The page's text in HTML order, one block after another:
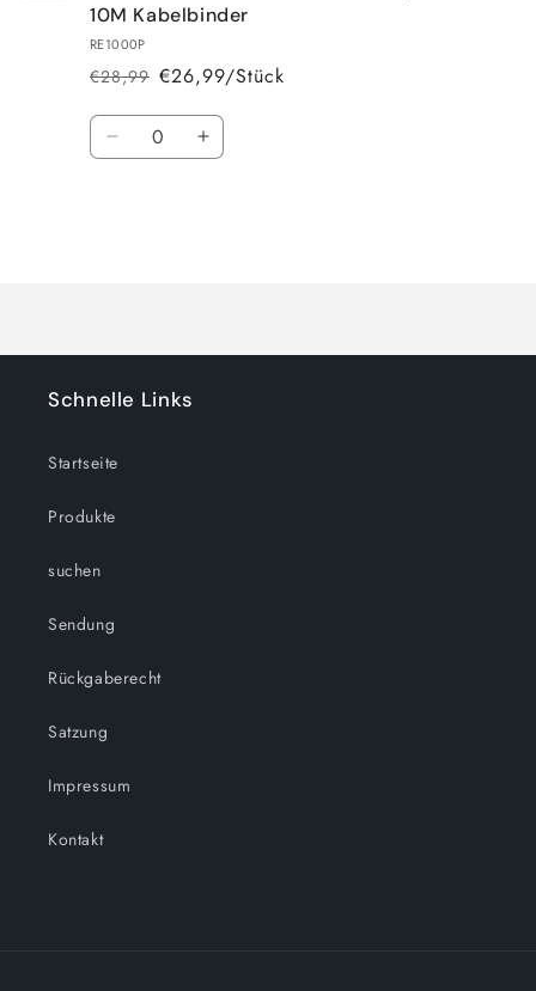
10M Kabelbinder
RE1000P
Normaler
Preis
€28,99
Verkaufspreis€26,99/Stück
Anzahl
VerringereErhöhe
Schnelle Links
Startseite
Produkte
suchen
Sendung
Rückgaberecht
Satzung
Impressum
Kontakt